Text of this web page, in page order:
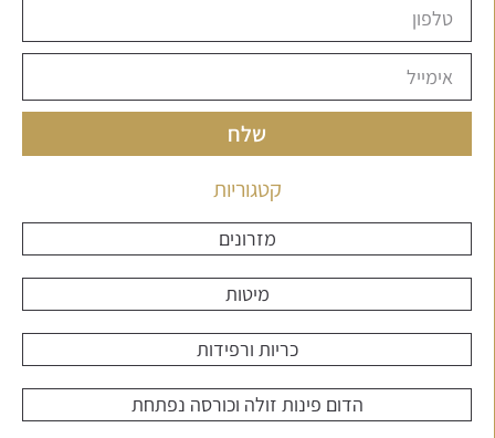
שלח
קטגוריות
מזרונים
מיטות
כריות ורפידות
הדום פינות זולה וכורסה נפתחת